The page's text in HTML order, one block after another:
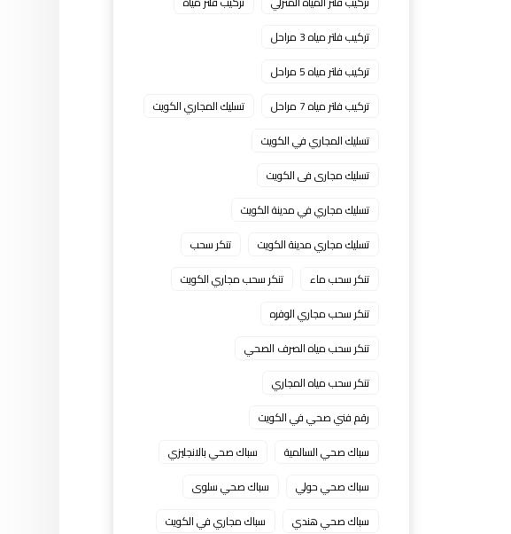
تركيب فلتر مياه 3 مراحل
تركيب فلتر مياه 5 مراحل
تركيب فلتر مياه 7 مراحل
تسليك المجاري الكويت
تسليك المجاري في الكويت
تسليك مجارى فى الكويت
تسليك مجاري في مدينة الكويت
تسليك مجاري مدينة الكويت
تنكر سحب
تنكر سحب ماء
تنكر سحب مجاري الكويت
تنكر سحب مجاري الوفره
تنكر سحب مياه الصرف الصحي
تنكر سحب مياه المجاري
رقم فني صحي في الكويت
سباك صحي السالمية
سباك صحي بالانجليزي
سباك صحي حولي
سباك صحي سلوى
سباك صحي هندي
سباك مجاري في الكويت